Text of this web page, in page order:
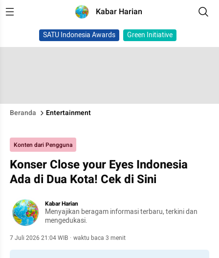
Kabar Harian
SATU Indonesia Awards Green Initiative
Beranda Entertainment
Konten dari Pengguna
Konser Close your Eyes Indonesia
Ada di Dua Kota! Cek di Sini
Kabar Harian
Menyajikan beragam informasi terbaru, terkini dan
mengedukasi.
7 Juli 2026 21:04 WIB · waktu baca 3 menit